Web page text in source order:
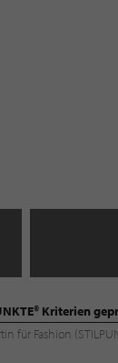
Kriterien
für Fashion